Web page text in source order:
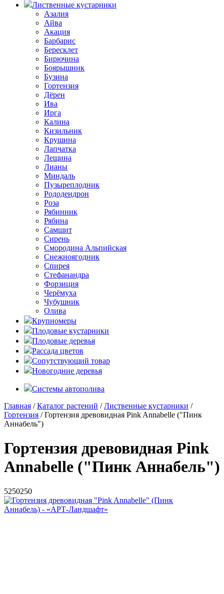
Лиственные кустарники
Азалия
Айва
Акация
Барбарис
Бересклет
Бирючина
Боярышник
Бузина
Гортензия
Дёрен
Ива
Ирга
Калина
Кизильник
Крушина
Лапчатка
Лещина
Лианы
Миндаль
Пузыреплодник
Рододендрон
Роза
Рябинник
Рябина
Самшит
Сирень
Смородина Альпийская
Снежноягодник
Спирея
Стефанандра
Форзиция
Черёмуха
Чубушник
Олива
Крупномеры
Плодовые кустарники
Плодовые деревья
Рассада цветов
Сопутствующий товар
Новогодние деревья
Системы автополива
Главная /Каталог растений /Лиственные кустарники /
Гортензия / Гортензия древовидная Pink Annabelle ("Пинк
Аннабель")
Гортензия древовидная Pink
Annabelle ("Пинк Аннабель")
5250250